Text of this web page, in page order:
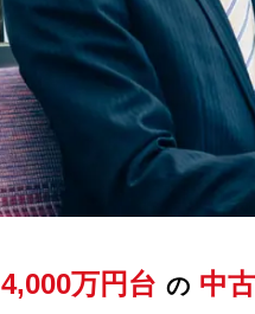
4,000万円台 の 中